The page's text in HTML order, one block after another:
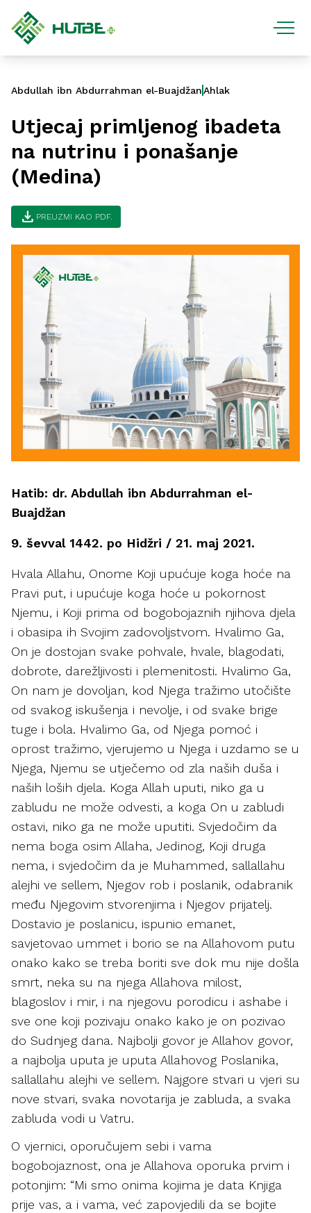
Abdullah ibn Abdurrahman el-BuajdžanAhlak
Utjecaj primljenog ibadeta
na nutrinu i ponašanje
(Medina)
download PREUZMI KAO PDF.
Hatib: dr. Abdullah ibn Abdurrahman el-
Buajdžan
9. ševval 1442. po Hidžri / 21. maj 2021.
Hvala Allahu, Onome Koji upućuje koga hoće na
Pravi put, i upućuje koga hoće u pokornost
Njemu, i Koji prima od bogobojaznih njihova djela
i obasipa ih Svojim zadovoljstvom. Hvalimo Ga,
On je dostojan svake pohvale, hvale, blagodati,
dobrote, darežljivosti i plemenitosti. Hvalimo Ga,
On nam je dovoljan, kod Njega tražimo utočište
od svakog iskušenja i nevolje, i od svake brige
tuge i bola. Hvalimo Ga, od Njega pomoć i
oprost tražimo, vjerujemo u Njega i uzdamo se u
Njega, Njemu se utječemo od zla naših duša i
naših loših djela. Koga Allah uputi, niko ga u
zabludu ne može odvesti, a koga On u zabludi
ostavi, niko ga ne može uputiti. Svjedočim da
nema boga osim Allaha, Jedinog, Koji druga
nema, i svjedočim da je Muhammed, sallallahu
alejhi ve sellem, Njegov rob i poslanik, odabranik
među Njegovim stvorenjima i Njegov prijatelj.
Dostavio je poslanicu, ispunio emanet,
savjetovao ummet i borio se na Allahovom putu
onako kako se treba boriti sve dok mu nije došla
smrt, neka su na njega Allahova milost,
blagoslov i mir, i na njegovu porodicu i ashabe i
sve one koji pozivaju onako kako je on pozivao
do Sudnjeg dana. Najbolji govor je Allahov govor,
a najbolja uputa je uputa Allahovog Poslanika,
sallallahu alejhi ve sellem. Najgore stvari u vjeri su
nove stvari, svaka novotarija je zabluda, a svaka
zabluda vodi u Vatru.
O vjernici, oporučujem sebi i vama
bogobojaznost, ona je Allahova oporuka prvim i
potonjim: “Mi smo onima kojima je data Knjiga
prije vas, a i vama, već zapovjedili da se bojite